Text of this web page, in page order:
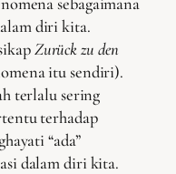
diri kita.
Zurück zu den
itu sendiri).
terlalu sering
terhadap
“ada”
dalam diri kita.